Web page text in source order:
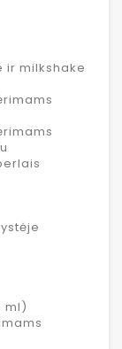
ir milkshake
ml)